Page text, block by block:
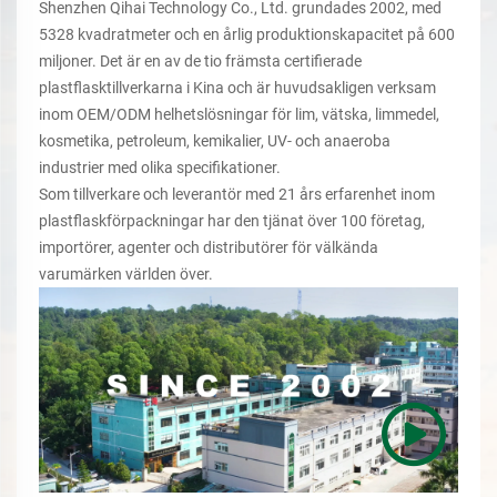
Shenzhen Qihai Technology Co., Ltd. grundades 2002, med
5328 kvadratmeter och en årlig produktionskapacitet på 600
miljoner. Det är en av de tio främsta certifierade
plastflasktillverkarna i Kina och är huvudsakligen verksam
inom OEM/ODM helhetslösningar för lim, vätska, limmedel,
kosmetika, petroleum, kemikalier, UV- och anaeroba
industrier med olika specifikationer.
Som tillverkare och leverantör med 21 års erfarenhet inom
plastflaskförpackningar har den tjänat över 100 företag,
importörer, agenter och distributörer för välkända
varumärken världen över.
30 Apr, 2026
djupdykning i plastflaskindustrin 2026: 8 avgörande
reglerings- och teknikuppdateringar som du inte får
ignorera
03 Jan, 2025
Upptäck versatiliteten hos limflaskor för kontorsmaterial
13 Jan, 2025
Plastflaskor för parfymoljor, massageoljor och mer – säker
och stilfull förpackning
06 Jan, 2025
Högkvalitativa sprayflaskor för personlig vård, rengöring